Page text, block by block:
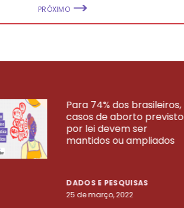
PRÓXIMO
Para 74% dos brasileiros,
casos de aborto previsto
por lei devem ser
mantidos ou ampliados
DADOS E PESQUISAS
25 de março, 2022
MAIS PESQUISAS